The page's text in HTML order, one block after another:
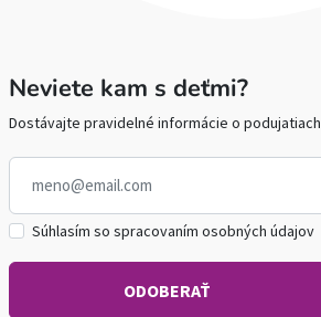
Neviete kam s deťmi?
Dostávajte pravidelné informácie o podujatiach
Súhlasím so spracovaním osobných údajov